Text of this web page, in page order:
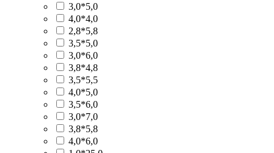
3,0*5,0
4,0*4,0
2,8*5,8
3,5*5,0
3,0*6,0
3,8*4,8
3,5*5,5
4,0*5,0
3,5*6,0
3,0*7,0
3,8*5,8
4,0*6,0